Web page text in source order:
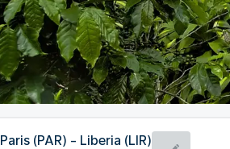
Paris (PAR) - Liberia (LIR)